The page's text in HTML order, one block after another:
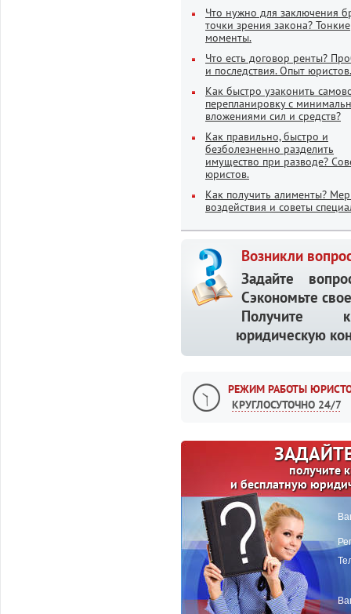
Что нужно для заключения
точки зрения закона? Тонкие
моменты.
Что есть договор ренты?
и последствия. Опыт юристов.
Как быстро узаконить
перепланировку с
вложениями сил и средств?
Как правильно, быстро и
безболезненно разделить
имущество при разводе?
юристов.
Как получить алименты?
воздействия и советы
Возникли
Задайте
Сэкономьте
Получите
юридическую
РЕЖИМ РАБОТЫ
КРУГЛОСУТОЧНО 24/7
получите
и бесплатную